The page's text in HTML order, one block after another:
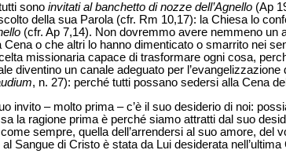
sono invitati al banchetto di nozze dell’Agnello (Ap
della sua Parola (cfr. Rm 10,17): la Chiesa lo
(cfr. Ap 7,14). Non dovremmo avere nemmeno un
Cena o che altri lo hanno dimenticato o smarrito nei
missionaria capace di trasformare ogni cosa,
diventino un canale adeguato per
, n. 27): perché tutti possano sedersi alla Cena
invito – molto prima – c’è il suo desiderio di noi:
la ragione prima è perché siamo attratti dal suo
sempre, quella dell’arrendersi al suo amore, del
Sangue di Cristo è stata da Lui desiderata nell’ultima